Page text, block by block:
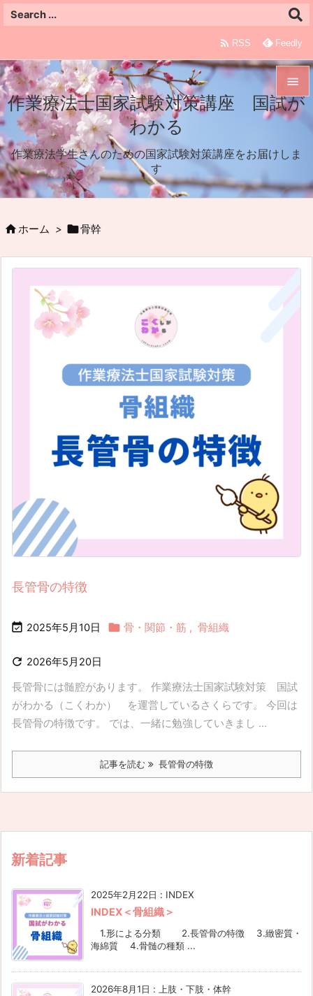
作業療法士国家試験対策講座 国試が
わかる
作業療法学生さんのための国家試験対策講座をお届けしま
す





 RSS Feedly
ホーム > 骨幹
長管骨の特徴
 2025年5月10日  骨・関節・筋 , 骨組織
 2026年5月20日
長管骨には髄腔があります。 作業療法士国家試験対策 国試
がわかる（こくわか） を運営しているさくらです。 今回は
長管骨の特徴です。 では、一緒に勉強していきまし ...
記事を読む 長管骨の特徴
新着記事
2025年2月22日 : INDEX
INDEX＜骨組織＞
1.形による分類 2.長管骨の特徴 3.緻密質・
海綿質 4.骨髄の種類 ...
2026年8月1日 : 上肢・下肢・体幹